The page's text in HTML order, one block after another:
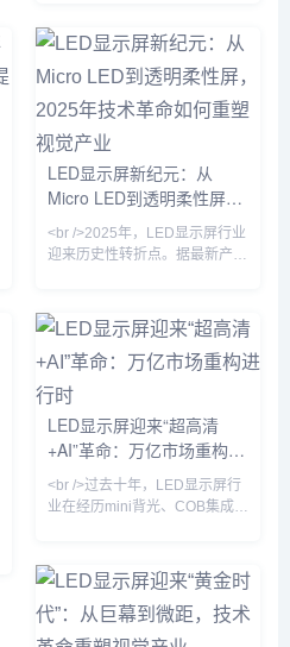
升200%，良率突破99.9%，推
动单位制造成本下降约30%。三
星、LG及国内头部厂商京东
方、利亚德相继发布消费级
Micro LED透明电视，像素间距
突破0.3mm，亮度达到
10000nits，在强光环境下依然
保持高对比度。与此同时，
COB（板上芯片）封装技术加
速渗透
LED显示屏新纪元：从
Micro LED到透明柔性屏，
2025年技术革命如何重塑
视觉产业
<br />2025年，LED显示屏行业
迎来历史性转折点。据最新产业
99.9%，单颗成本下降40%，这
意味着困扰行业十年的“量产魔
咒”正式解除。与传统的LCD和
OLED相比，Micro LED在亮
度、寿命和响应速度上实现了数
量级提升，尤其是在户外强光环
境下，其20000尼特以上的峰值
专家指出，Micro L
LED显示屏迎来“超高清
+AI”革命：万亿市场重构进
行时
<br />过去十年，LED显示屏行
业在经历mini背光、COB集成封
星、索尼与国内京东方、利亚德
相继宣布Micro LED芯片良率突
破99.99%，像素点间距进入
P0.3以下微米级时代。这意味